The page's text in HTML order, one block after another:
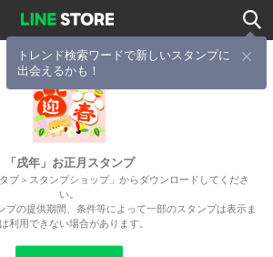
トレンド検索ワードで新しいスタンプに
出会えるかも！
「戌年」お正月スタンプ
タブ＞スタンプショップ」からダウンロードしてくださ
い。
プの提供期間、条件等によって一部のスタンプは表示ま
利用できない場合があります。